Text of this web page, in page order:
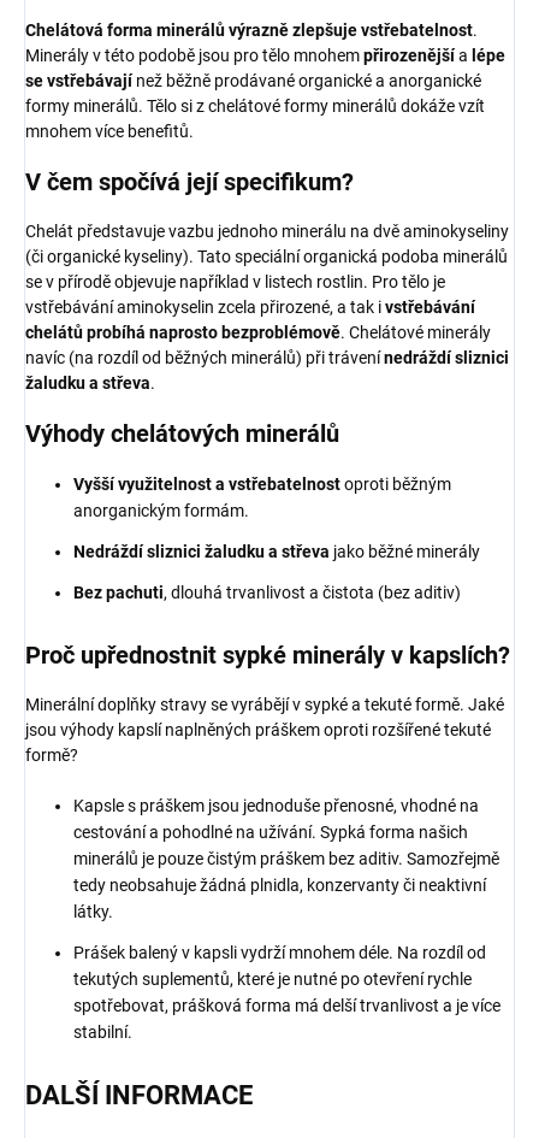
Chelátová forma minerálů výrazně zlepšuje vstřebatelnost.
Minerály v této podobě jsou pro tělo mnohempřirozenějšía lépe
se vstřebávajínež běžně prodávané organické a anorganické
formy minerálů. Tělo si z chelátové formy minerálů dokáže vzít
mnohem více benefitů.
V čem spočívá její specifikum?
Chelát představuje vazbu jednoho minerálu na dvě aminokyseliny
(či organické kyseliny). Tato speciální organická podoba minerálů
se v přírodě objevuje například v listech rostlin. Pro tělo je
vstřebávání aminokyselin zcela přirozené, a tak ivstřebávání
chelátů probíhá naprosto bezproblémově. Chelátové minerály
navíc (na rozdíl od běžných minerálů) při trávenínedráždí sliznici
žaludku a střeva.
Výhody chelátových minerálů
Vyšší využitelnost a vstřebatelnostoproti běžným
anorganickým formám.
Nedráždí sliznici žaludku a střeva jako běžné minerály
Bez pachuti, dlouhá trvanlivost a čistota (bez aditiv)
Proč upřednostnit sypké minerály v kapslích?
Minerální doplňky stravy se vyrábějí v sypké a tekuté formě. Jaké
jsou výhody kapslí naplněných práškem oproti rozšířené tekuté
formě?
Kapsle s práškem jsou jednoduše přenosné, vhodné na
cestování a pohodlné na užívání. Sypká forma našich
minerálů je pouze čistým práškem bez aditiv. Samozřejmě
tedy neobsahuje žádná plnidla, konzervanty či neaktivní
látky.
Prášek balený v kapsli vydrží mnohem déle. Na rozdíl od
tekutých suplementů, které je nutné po otevření rychle
spotřebovat, prášková forma má delší trvanlivost a je více
stabilní.
DALŠÍ INFORMACE